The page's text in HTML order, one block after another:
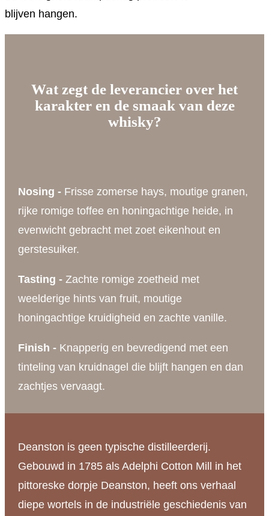
blijven hangen.
Wat zegt de leverancier over het
karakter en de smaak van deze
whisky?
Nosing - Frisse zomerse hays, moutige granen,
rijke romige toffee en honingachtige heide, in
evenwicht gebracht met zoet eikenhout en
gerstesuiker.
Tasting - Zachte romige zoetheid met
weelderige hints van fruit, moutige
honingachtige kruidigheid en zachte vanille.
Finish - Knapperig en bevredigend met een
tinteling van kruidnagel die blijft hangen en dan
zachtjes vervaagt.
Deanston is geen typische distilleerderij.
Gebouwd in 1785 als Adelphi Cotton Mill in het
pittoreske dorpje Deanston, heeft ons verhaal
diepe wortels in de industriële geschiedenis van